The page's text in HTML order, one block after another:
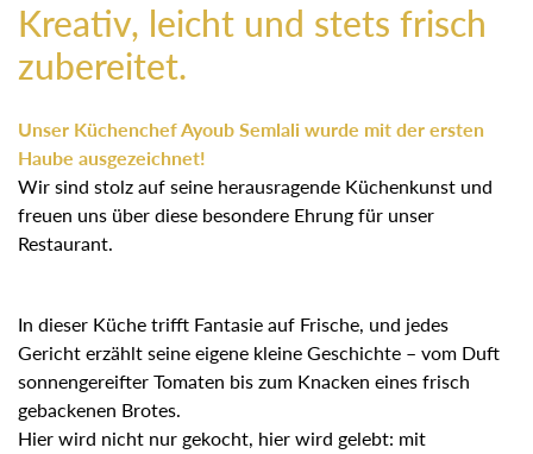
Kreativ, leicht und stets frisch
zubereitet.
Unser Küchenchef Ayoub Semlali wurde mit der ersten
Haube ausgezeichnet!
Wir sind stolz auf seine herausragende Küchenkunst und
freuen uns über diese besondere Ehrung für unser
Restaurant.
In dieser Küche trifft Fantasie auf Frische, und jedes
Gericht erzählt seine eigene kleine Geschichte – vom Duft
sonnengereifter Tomaten bis zum Knacken eines frisch
gebackenen Brotes.
Hier wird nicht nur gekocht, hier wird gelebt: mit